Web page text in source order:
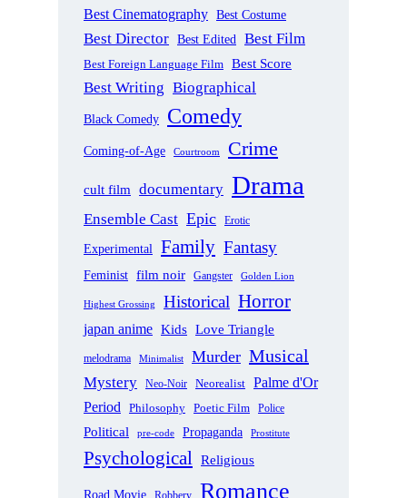
Best Cinematography Best Costume
Best Director Best Edited Best Film
Best Foreign Language Film Best Score
Best Writing Biographical
Black Comedy Comedy
Coming-of-Age Courtroom Crime
cult film documentary Drama
Ensemble Cast Epic Erotic
Experimental Family Fantasy
Feminist film noir Gangster Golden Lion
Highest Grossing Historical Horror
japan anime Kids Love Triangle
melodrama Minimalist Murder Musical
Mystery Neo-Noir Neorealist Palme d'Or
Period Philosophy Poetic Film Police
Political pre-code Propaganda Prostitute
Psychological Religious
Road Movie Robbery Romance